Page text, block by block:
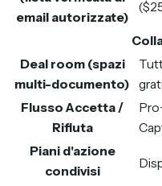
email autorizzate)
Deal room (spazi
multi-documento)
Flusso Accetta /
Rifiuta
Piani d'azione
condivisi